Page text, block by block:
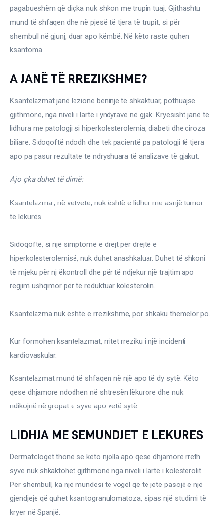
Semundjet e zemres
pagabueshëm që diçka nuk shkon me trupin tuaj. Gjithashtu
mund të shfaqen dhe në pjesë të tjera të trupit, si për
shembull në gjunj, duar apo këmbë. Në këto raste quhen
ksantoma.
A JANË TË RREZIKSHME?
Ksantelazmat janë lezione beninje të shkaktuar, pothuajse
gjithmonë, nga niveli i lartë i yndyrave në gjak. Kryesisht janë të
lidhura me patologji si hiperkolesterolemia, diabeti dhe ciroza
biliare. Sidoqoftë ndodh dhe tek pacientë pa patologji të tjera
apo pa pasur rezultate te ndryshuara të analizave të gjakut.
Ajo çka duhet të dimë:
Ksantelazma , në vetvete, nuk është e lidhur me asnjë tumor
të lëkurës
Sidoqoftë, si një simptomë e drejt për drejtë e
hiperkolesterolemisë, nuk duhet anashkaluar. Duhet të shkoni
të mjeku për nj ëkontroll dhe për të ndjekur një trajtim apo
regjim ushqimor për të reduktuar kolesterolin.
Ksantelazma nuk është e rrezikshme, por shkaku themelor po.
Kur formohen ksantelazmat, rritet rreziku i një incidenti
kardiovaskular.
Ksantelazmat mund të shfaqen në një apo të dy sytë. Këto
qese dhjamore ndodhen në shtresën lëkurore dhe nuk
ndikojnë në gropat e syve apo vetë sytë.
LIDHJA ME SEMUNDJET E LEKURES
Dermatologët thonë se këto njolla apo qese dhjamore rreth
syve nuk shkaktohet gjithmonë nga niveli i lartë i kolesterolit.
Për shembull, ka një mundësi të vogël që të jetë pasojë e një
gjendjeje që quhet ksantogranulomatoza, sipas një studimi të
kryer në Spanjë.